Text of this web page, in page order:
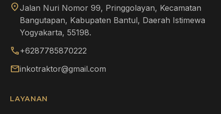
location_onJalan Nuri Nomor 99, Pringgolayan, Kecamatan
Bangutapan, Kabupaten Bantul, Daerah Istimewa
Yogyakarta, 55198.
call+6287785870222
mailinkotraktor@gmail.com
LAYANAN